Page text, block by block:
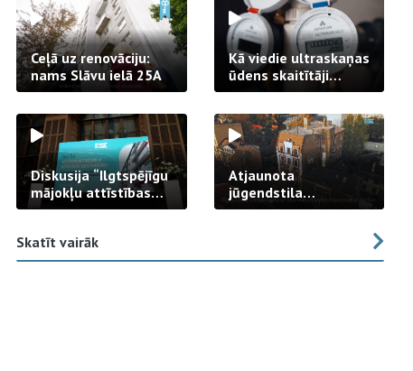
Ceļā uz renovāciju:
nams Slāvu ielā 25A
Kā viedie ultraskaņas
ūdens skaitītāji
strādā praksē
Diskusija “Ilgtspējīgu
mājokļu attīstības
izaicinājums”
Atjaunota
jūgendstila
arhitektūras pērles
Skatīt vairāk